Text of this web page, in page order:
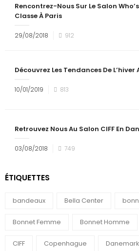
Rencontrez-Nous Sur Le Salon
Classe À Paris
29/08/2018 912
Découvrez Les Tendances De L’hiver
10/01/2019 813
Retrouvez Nous Au Salon CIFF En
03/08/2018 749
ÉTIQUETTES
bandeaux Bella Center
Bonnet Femme Bonnet Homme
CIFF Copenhague Danemark